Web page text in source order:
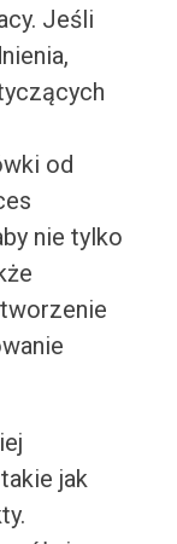
Jeśli
od
nie tylko
jak